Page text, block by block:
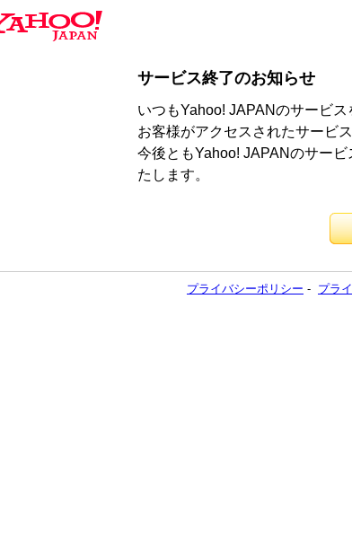
サービス終了のお知らせ
いつもYahoo! JAPANのサービ
お客様がアクセスされたサービ
今後ともYahoo! JAPANのサー
たします。
プライバシーポリシー - プラ